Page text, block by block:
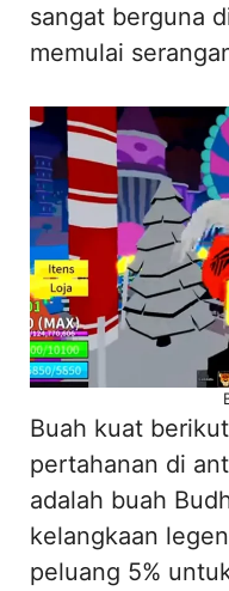
sangat berguna
memulai
Buah kuat
pertahanan di
adalah buah
kelangkaan
peluang 5%